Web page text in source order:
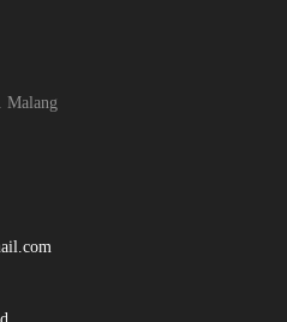
Malang